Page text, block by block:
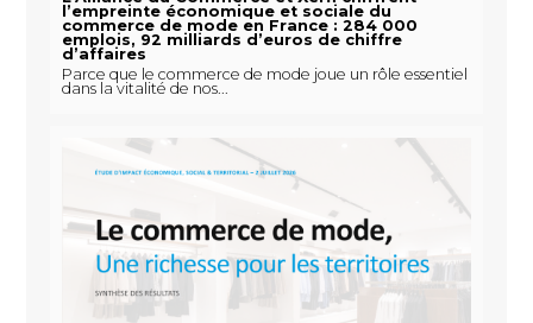
l’empreinte économique et sociale du
commerce de mode en France : 284 000
emplois, 92 milliards d’euros de chiffre
d’affaires
Parce que le commerce de mode joue un rôle essentiel
dans la vitalité de nos...